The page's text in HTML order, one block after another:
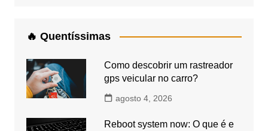
🔥 Quentíssimas
Como descobrir um rastreador
gps veicular no carro?
agosto 4, 2026
Reboot system now: O que é e